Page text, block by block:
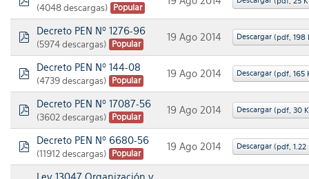
(4048 descargas) Popular
Decreto PEN Nº 1276-96
(5974 descargas) Popular
19 Ago 2014 Descargar (pdf, 198
Decreto PEN Nº 144-08
(4739 descargas) Popular
19 Ago 2014 Descargar (pdf, 165
Decreto PEN Nº 17087-56
(3602 descargas) Popular
19 Ago 2014 Descargar (pdf, 30
Decreto PEN Nº 6680-56
(11912 descargas) Popular
19 Ago 2014 Descargar (pdf, 1.22